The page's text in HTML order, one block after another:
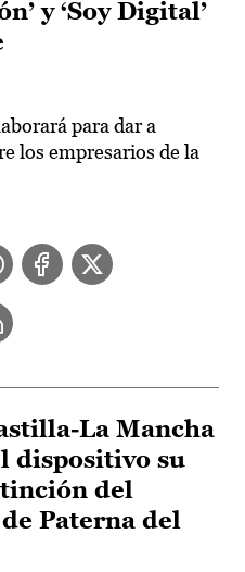
y ‘Soy Digital’
para dar a
los empresarios de la
La Mancha
dispositivo su
del
Paterna del